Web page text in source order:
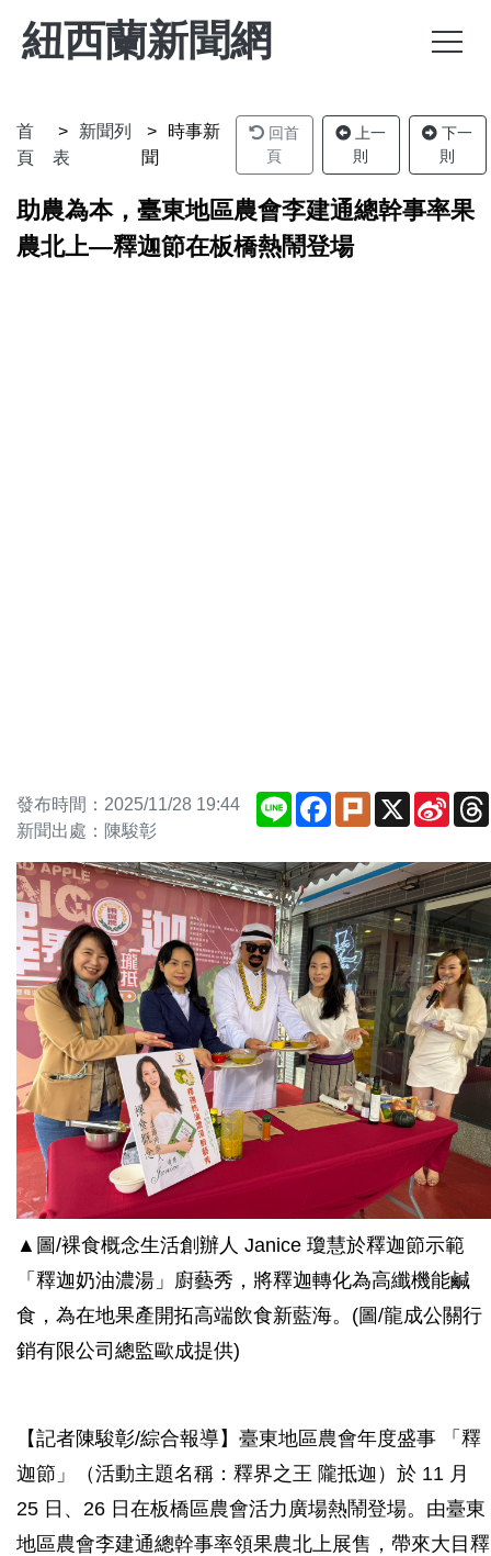
紐西蘭新聞網
首
頁
新聞列
表
時事新
聞
回首
頁
上一
則
下一
則
助農為本，臺東地區農會李建通總幹事率果
農北上—釋迦節在板橋熱鬧登場
發布時間：2025/11/28 19:44
新聞出處：陳駿彰
Line Facebook
Plurk X
Sina
▲圖/裸食概念生活創辦人 Janice 瓊慧於釋迦節示範
「釋迦奶油濃湯」廚藝秀，將釋迦轉化為高纖機能鹹
食，為在地果產開拓高端飲食新藍海。(圖/龍成公關行
銷有限公司總監歐成提供)
【記者陳駿彰/綜合報導】 臺東地區農會年度盛事 「釋
迦節」（活動主題名稱：釋界之王 隴抵迦）於 11 月
25 日、26 日在板橋區農會活力廣場熱鬧登場。由臺東
地區農會李建通總幹事率領果農北上展售，帶來大目釋